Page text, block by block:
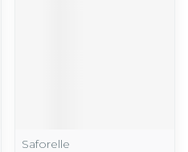
Saforelle